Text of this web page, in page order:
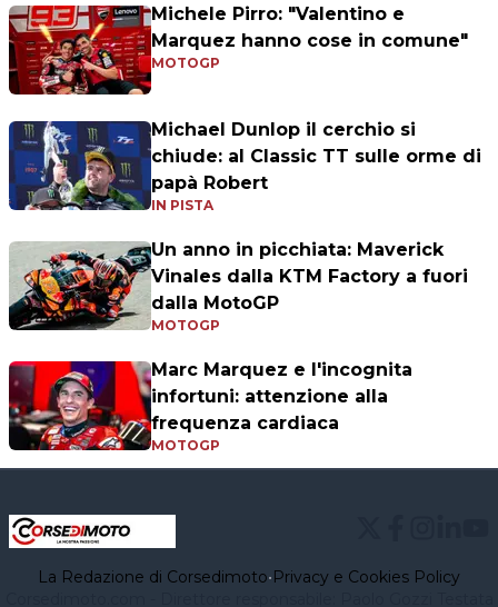
Michele Pirro: "Valentino e
Marquez hanno cose in comune"
MOTOGP
Michael Dunlop il cerchio si
chiude: al Classic TT sulle orme di
papà Robert
IN PISTA
Un anno in picchiata: Maverick
Vinales dalla KTM Factory a fuori
dalla MotoGP
MOTOGP
Marc Marquez e l'incognita
infortuni: attenzione alla
frequenza cardiaca
MOTOGP
La Redazione di Corsedimoto•Privacy e Cookies Policy